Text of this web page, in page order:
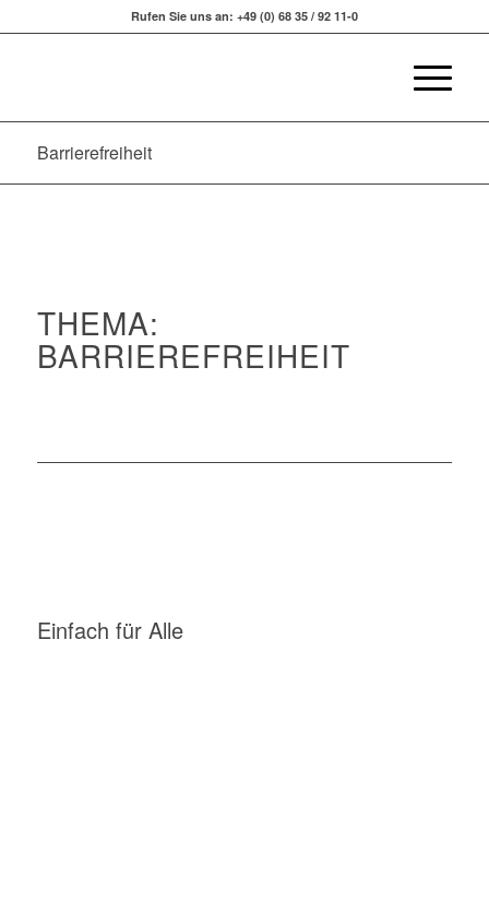
Rufen Sie uns an: +49 (0) 68 35 / 92 11-0
Barrierefreiheit
THEMA:
BARRIEREFREIHEIT
Einfach für Alle